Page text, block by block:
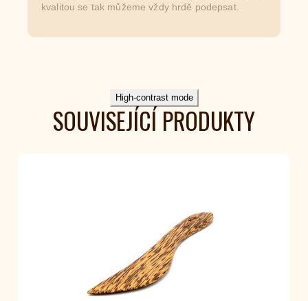
kvalitou se tak můžeme vždy hrdě podepsat.
High-contrast mode
SOUVISEJÍCÍ PRODUKTY